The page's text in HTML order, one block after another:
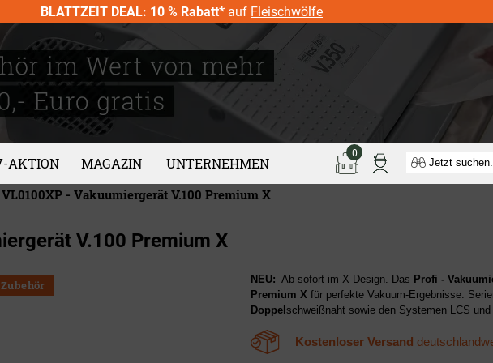
BLATTZEIT DEAL: 10 % Rabatt* auf Fleischwölfe
AKTION MAGAZIN UNTERNEHMEN
0
VL0100XP - Vakuumiergerät V.100 Premium X
V.100 Premium X
NEU: Ab sofort im X-Design. Das Profi -
Premium X für perfekte Vakuum-Ergebnisse.
Doppel schweißnaht sowie den Systemen LCS und
Kostenloser Versand